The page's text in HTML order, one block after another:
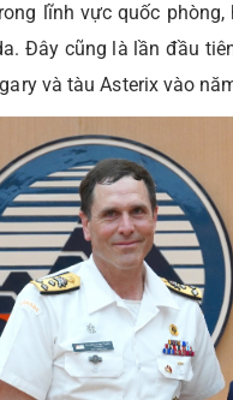
lĩnh vực quốc
Đây cũng là lần đầu
và tàu Asterix vào